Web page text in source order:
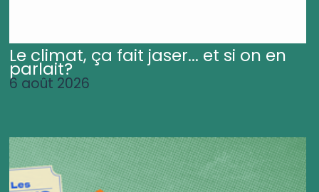
Le climat, ça fait jaser... et si on en
parlait?
6 août 2026